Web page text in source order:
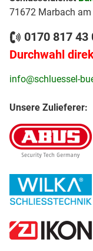
71672 Marbach am
0170 817 43
Durchwahl
info@schluessel-
Unsere Zulieferer: